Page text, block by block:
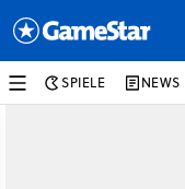
SPIELE NEWS